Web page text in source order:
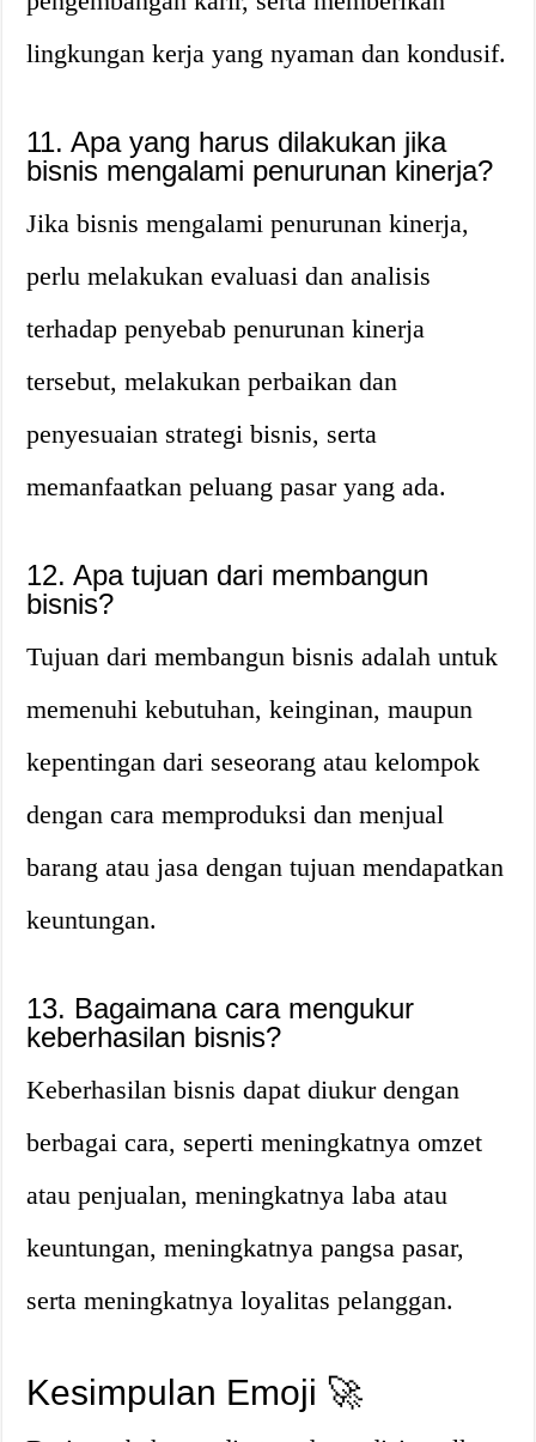
lingkungan kerja yang nyaman dan kondusif.
11. Apa yang harus dilakukan jika
bisnis mengalami penurunan kinerja?
Jika bisnis mengalami penurunan kinerja,
perlu melakukan evaluasi dan analisis
terhadap penyebab penurunan kinerja
tersebut, melakukan perbaikan dan
penyesuaian strategi bisnis, serta
memanfaatkan peluang pasar yang ada.
12. Apa tujuan dari membangun
bisnis?
Tujuan dari membangun bisnis adalah untuk
memenuhi kebutuhan, keinginan, maupun
kepentingan dari seseorang atau kelompok
dengan cara memproduksi dan menjual
barang atau jasa dengan tujuan mendapatkan
keuntungan.
13. Bagaimana cara mengukur
keberhasilan bisnis?
Keberhasilan bisnis dapat diukur dengan
berbagai cara, seperti meningkatnya omzet
atau penjualan, meningkatnya laba atau
keuntungan, meningkatnya pangsa pasar,
serta meningkatnya loyalitas pelanggan.
Kesimpulan Emoji 🚀